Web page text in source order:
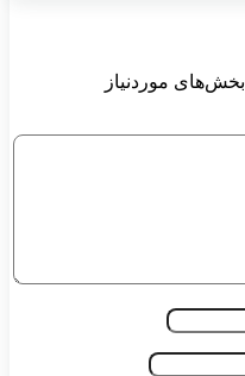
بخش‌های موردنیاز